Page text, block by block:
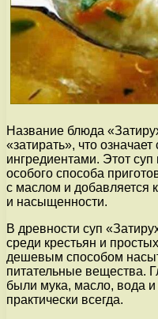
Название блюда
«затирать», что
ингредиентами. Этот суп
особого способа
с маслом и добавляется
и насыщенности.
В древности суп
среди крестьян и
дешевым способом
питательные вещества.
были мука, масло, вода
практически всегда.